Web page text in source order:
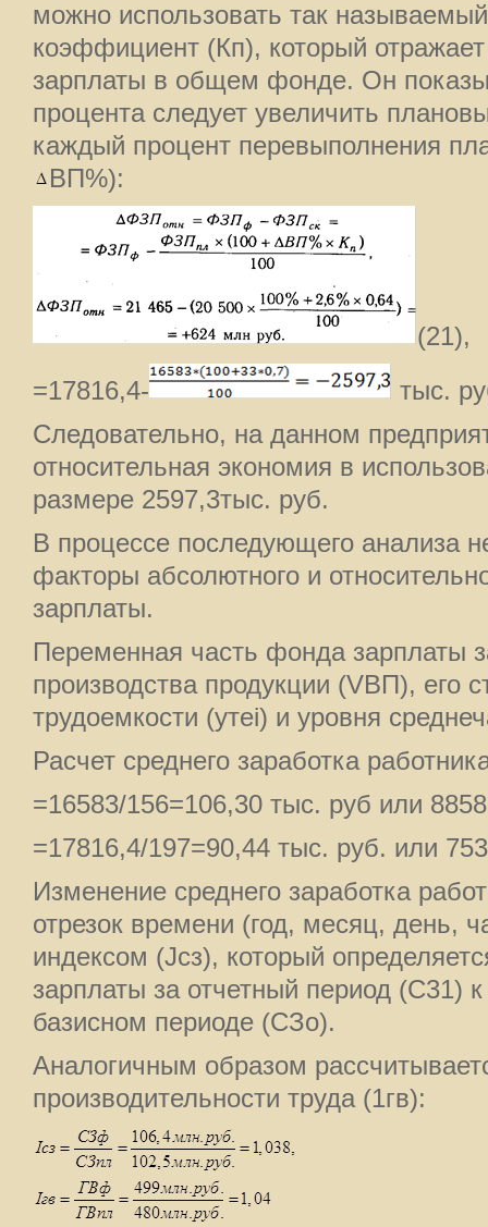
можно использовать так
коэффициент (Кп), который
зарплаты в общем фонде. Он
процента следует увеличить
каждый процент перевыполнения
ВП%):
(21),
=17816,4-
тыс.
Следовательно, на данном
относительная экономия в
размере 2597,3тыс. руб.
В процессе последующего анализа
факторы абсолютного и
зарплаты.
Переменная часть фонда зарплаты
производства продукции (VВП), его
трудоемкости (утеi) и уровня
Расчет среднего заработка
=16583/156=106,30 тыс. руб или
=17816,4/197=90,44 тыс. руб. или
Изменение среднего заработка
отрезок времени (год, месяц, день,
индексом (Jсз), который
зарплаты за отчетный период (C31)
базисном периоде (СЗо).
Аналогичным образом
производительности труда (1гв):